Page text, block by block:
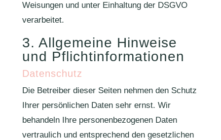
Weisungen und unter Einhaltung der DSGVO
verarbeitet.
3. Allgemeine Hinweise
und Pflicht­informationen
Datenschutz
Die Betreiber dieser Seiten nehmen den Schutz
Ihrer persönlichen Daten sehr ernst. Wir
behandeln Ihre personenbezogenen Daten
vertraulich und entsprechend den gesetzlichen